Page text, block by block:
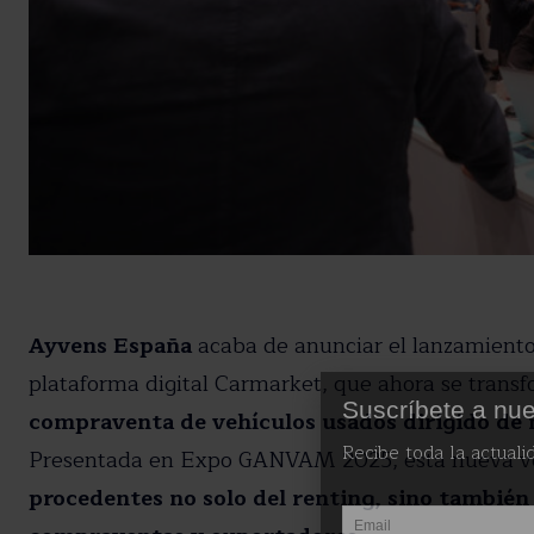
Ayvens España acaba de anunciar el
plataforma digital Carmarket, que ahora se
compraventa de vehículos usados dirigido de
Presentada en Expo GANVAM 2025, esta
procedentes no solo del renting, sino
Suscríbete a
Recibe toda la